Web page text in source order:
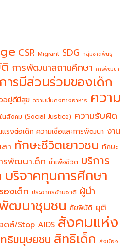
CSR Migrant SDG กลุ่มชาติพันธุ์
การพัฒนาสถานศึกษา การพัฒนา
การมีส่วนร่วมของเด็ก
อยู่ดีมีสุข ความมั่นคงทางอาหาร ความ
นสังคม (Social Justice) ความรับผิด
แรงต่อเด็ก ความเชื่อและการพัฒนา งาน
า ทักษะชีวิตเยาวชน ทักษะ
รพัฒนาเด็ก น้ำเพื่อชีวิต บริการ
บริจาคทุนการศึกษา
งเด็ก ประชากรข้ามชาติ ผู้นำ
พัฒนาชุมชน ภัยพิบัติ ยุติ
ดส์/Stop AIDS สังคมแห่ง
ธิมนุษยชน สิทธิเด็ก ส่งน้อง